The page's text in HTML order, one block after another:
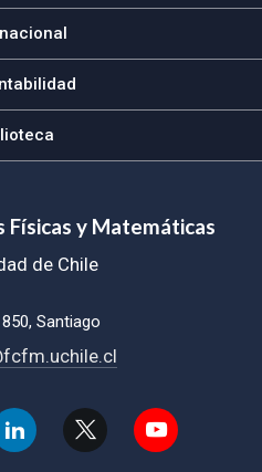
Físicas y Matemáticas
de Chile
Santiago